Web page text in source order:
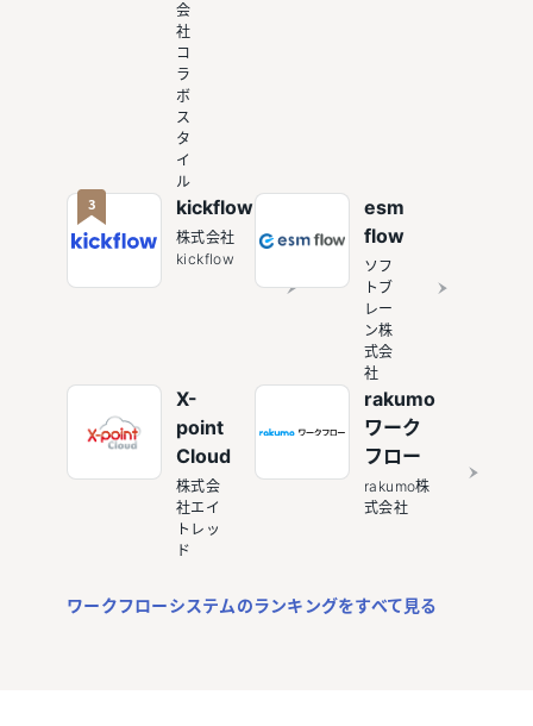
会
社
コ
ラ
ボ
ス
タ
イ
ル
3 kickflow
株式会社
kickflow
esm
flow
ソフ
トブ
レー
ン株
式会
社
X-
point
Cloud
株式会
社エイ
トレッ
ド
rakumo
ワーク
フロー
rakumo株
式会社
ワークフローシステムのランキングをすべて見る